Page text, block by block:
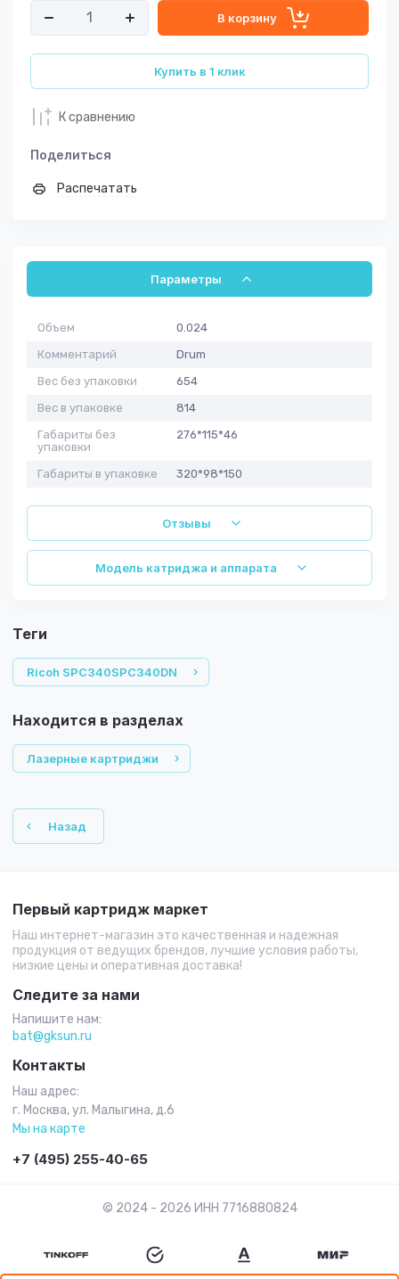
В корзину
Купить в 1 клик
К сравнению
Поделиться
Распечатать
Параметры
Объем
0.024
Комментарий
Drum
Вес без упаковки
654
Вес в упаковке
814
Габариты без
упаковки
276*115*46
Габариты в упаковке 320*98*150
Отзывы
Модель катриджа и аппарата
теги
Ricoh SPC340SPC340DN
Находится в разделах
Лазерные картриджи
Назад
Первый картридж маркет
Наш интернет-магазин это качественная и надежная
продукция от ведущих брендов, лучшие условия работы,
низкие цены и оперативная доставка!
Следите за нами
Напишите нам:
bat@gksun.ru
Контакты
Наш адрес:
г. Москва, ул. Малыгина, д.6
Мы на карте
+7 (495) 255-40-65
© 2024 - 2026 ИНН 7716880824